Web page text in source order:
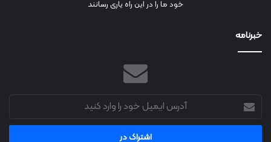
خود ما را در این راه یاری رسانند
خبرنامه
آدرس
ایمیل
خود